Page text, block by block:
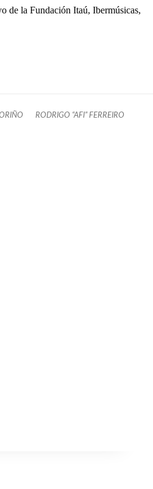
de la Fundación Itaú, Ibermúsicas,
RODRIGO “AFI” FERREIRO